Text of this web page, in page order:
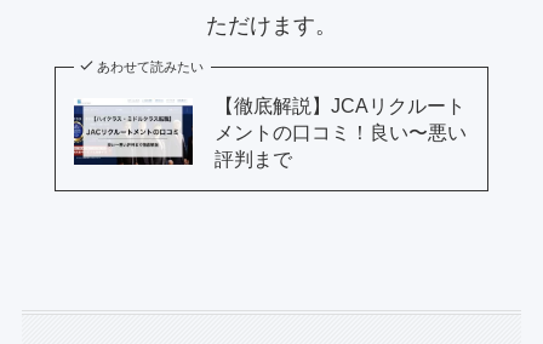
ただけます。
あわせて読みたい
【徹底解説】JCAリクルート
メントの口コミ！良い〜悪い
評判まで